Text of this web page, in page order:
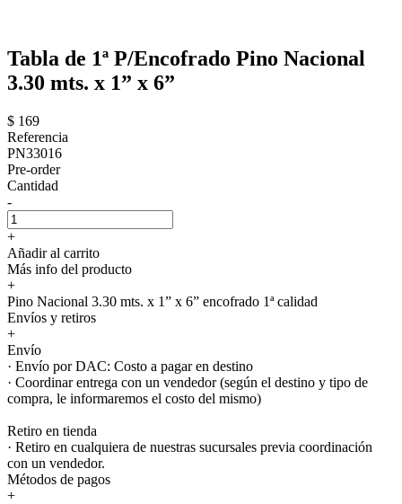
Tabla de 1ª P/Encofrado Pino Nacional
3.30 mts. x 1” x 6”
$ 169
Referencia
PN33016
Pre-order
Cantidad
-
+
Añadir al carrito
Más info del producto
+
Pino Nacional 3.30 mts. x 1” x 6” encofrado 1ª calidad
Envíos y retiros
+
Envío
· Envío por DAC: Costo a pagar en destino
· Coordinar entrega con un vendedor (según el destino y tipo de
compra, le informaremos el costo del mismo)
Retiro en tienda
· Retiro en cualquiera de nuestras sucursales previa coordinación
con un vendedor.
Métodos de pagos
+